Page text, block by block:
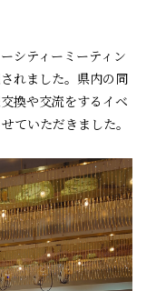
シティーミーティン
れました。県内の同
換や交流をするイベ
ていただきました。